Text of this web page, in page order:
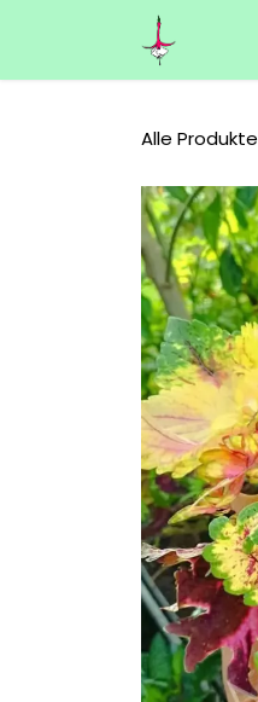
Zum Inhalt springen
Alle Produkte